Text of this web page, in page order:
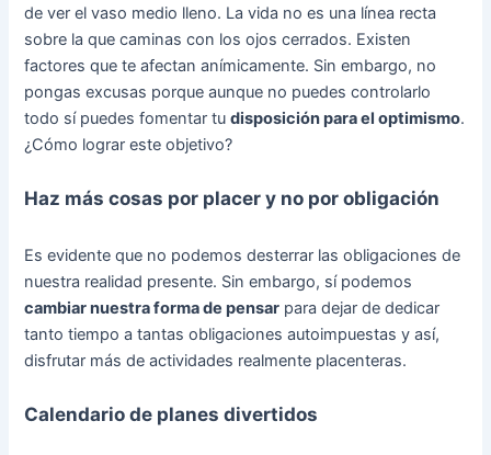
de ver el vaso medio lleno. La vida no es una línea recta
sobre la que caminas con los ojos cerrados. Existen
factores que te afectan anímicamente. Sin embargo, no
pongas excusas porque aunque no puedes controlarlo
todo sí puedes fomentar tudisposición para el optimismo.
¿Cómo lograr este objetivo?
Haz más cosas por placer y no por obligación
Es evidente que no podemos desterrar las obligaciones de
nuestra realidad presente. Sin embargo, sí podemos
cambiar nuestra forma de pensar para dejar de dedicar
tanto tiempo a tantas obligaciones autoimpuestas y así,
disfrutar más de actividades realmente placenteras.
Calendario de planes divertidos